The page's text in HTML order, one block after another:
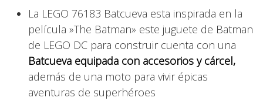
La LEGO 76183 Batcueva esta inspirada en la
película »The Batman» este juguete de Batman
de LEGO DC para construir cuenta con una
Batcueva equipada con accesorios y cárcel,
además de una moto para vivir épicas
aventuras de superhéroes